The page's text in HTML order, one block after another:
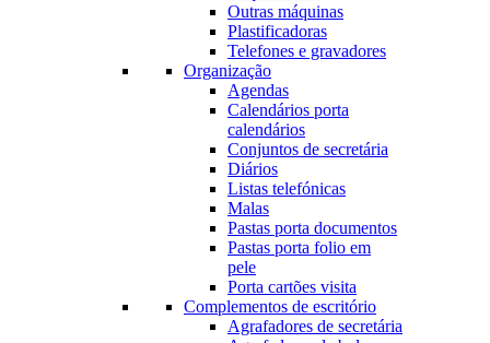
Outras máquinas
Plastificadoras
Telefones e gravadores
Organização
Agendas
Calendários porta
calendários
Conjuntos de secretária
Diários
Listas telefónicas
Malas
Pastas porta documentos
Pastas porta folio em
pele
Porta cartões visita
Complementos de escritório
Agrafadores de secretária